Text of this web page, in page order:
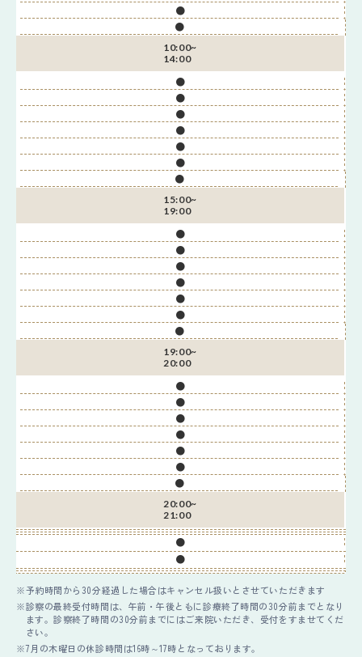
●
●
10:00~
14:00
●
●
●
●
●
●
●
15:00~
19:00
●
●
●
●
●
●
●
19:00~
20:00
●
●
●
●
●
●
●
20:00~
21:00
●
●
予約時間から30分経過した場合はキャンセル扱いとさせていただきます
診察の最終受付時間は、午前・午後ともに診療終了時間の30分前までとなり
ます。診察終了時間の30分前までにはご来院いただき、受付をすませてくだ
さい。
7月の木曜日の休診時間は16時～17時となっております。